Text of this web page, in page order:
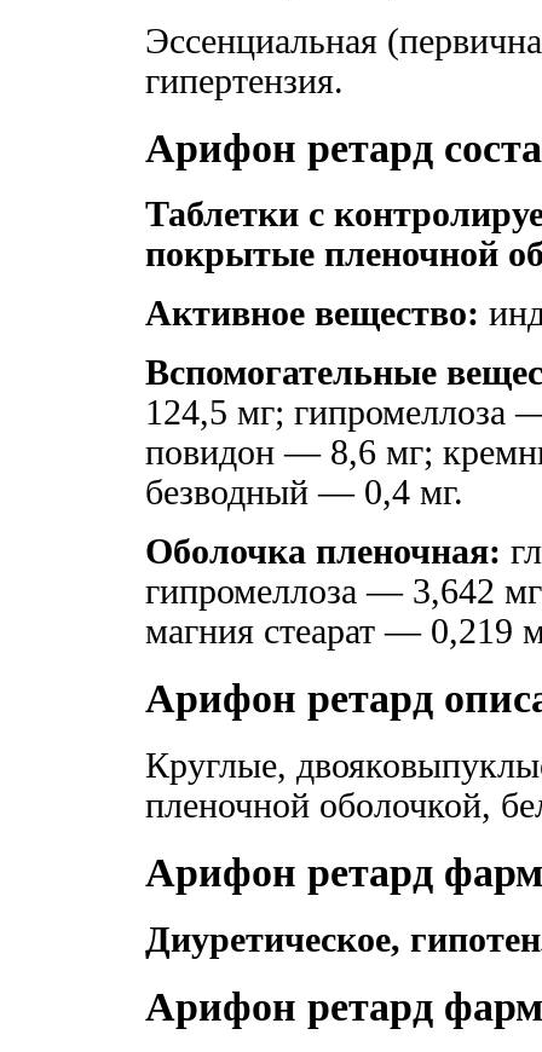
Эссенциальная
гипертензия.
Арифон ретард
Таблетки с
покрытые пленочной
Активное вещество:
Вспомогательные
124,5 мг; гипромеллоза
повидон — 8,6 мг;
безводный — 0,4 мг.
Оболочка пленочная:
гипромеллоза — 3,642
магния стеарат — 0,219
Арифон ретард
Круглые,
пленочной оболочкой,
Арифон ретард
Диуретическое,
Арифон ретард